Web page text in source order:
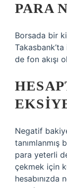
PARA
Borsada bir
de fon akışı
Negatif
tanımlanmış
para yeterli
çekmek için